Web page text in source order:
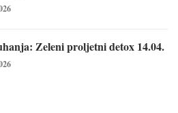
Zeleni proljetni detox 14.04.